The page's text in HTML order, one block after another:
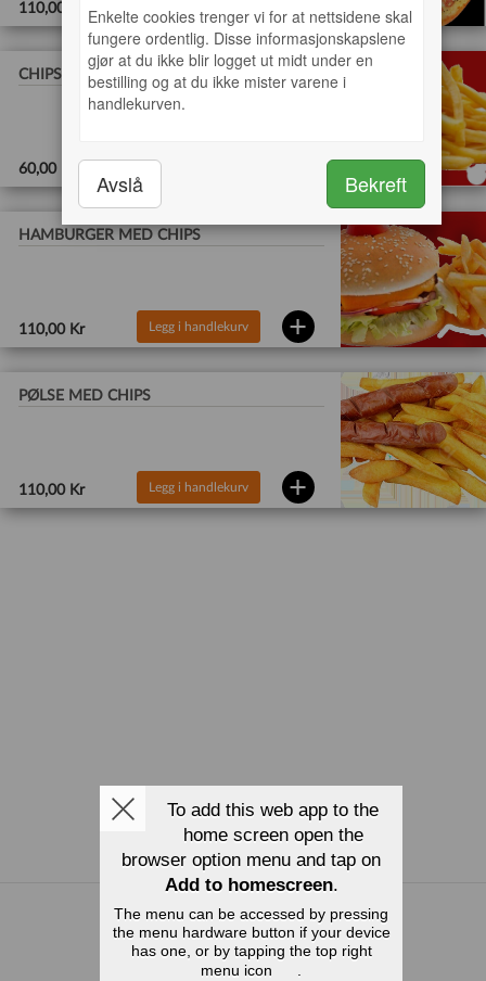
110,00 Kr
CHIPS BARN
60,00 Kr Legg i handlekurv
HAMBURGER MED CHIPS
110,00 Kr Legg i handlekurv
PØLSE MED CHIPS
110,00 Kr Legg i handlekurv
Enkelte cookies trenger vi for at nettsidene skal
fungere ordentlig. Disse informasjonskapslene
gjør at du ikke blir logget ut midt under en
bestilling og at du ikke mister varene i
handlekurven.
Avslå Bekreft
SMILE PIZZA OG GRILL AS
Stadsing Dahls gate 34
7043 Trondheim
To add this web app to the
home screen open the
browser option menu and tap on
Add to homescreen.
The menu can be accessed by pressing
the menu hardware button if your device
has one, or by tapping the top right
menu icon